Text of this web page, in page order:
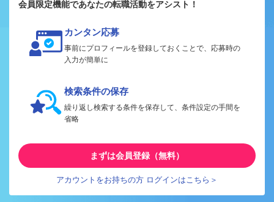
会員限定機能であなたの転職活動をアシスト！
カンタン応募
事前にプロフィールを登録しておくことで、応募時の
入力が簡単に
検索条件の保存
繰り返し検索する条件を保存して、条件設定の手間を
省略
まずは会員登録（無料）
アカウントをお持ちの方 ログインはこちら＞